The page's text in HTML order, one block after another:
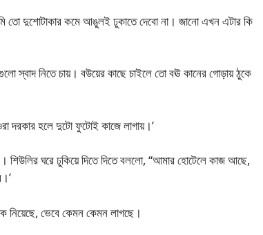
তো দুশোটাকার কমে আঙুলই ঢুকাতে দেবো না। জানো এখন এটার কি
স্বাদ নিতে চায়। বউয়ের কাছে চাইলে তো বঊ কানের গোড়ায় ঠুকে
দরকার হলে দুটো ফুটোই কাজে লাগায়।’
শিউলির ঘরে ঢুকিয়ে দিতে দিতে বললো, “আমার হোটেলে কাজ আছে,
নিয়েছে, ভেবে কেমন কেমন লাগছে।